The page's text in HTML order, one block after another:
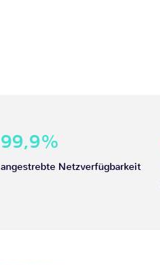
99,9%
angestrebte Netzverfügbarkeit